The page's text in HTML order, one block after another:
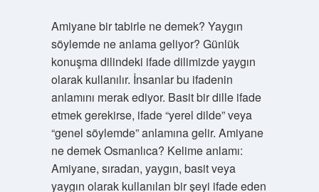
Amiyane bir tabirle ne demek? Yaygın
söylemde ne anlama geliyor? Günlük
konuşma dilindeki ifade dilimizde yaygın
olarak kullanılır. İnsanlar bu ifadenin
anlamını merak ediyor. Basit bir dille ifade
etmek gerekirse, ifade “yerel dilde” veya
“genel söylemde” anlamına gelir. Amiyane
ne demek Osmanlıca? Kelime anlamı:
Amiyane, sıradan, yaygın, basit veya
yaygın olarak kullanılan bir şeyi ifade eden